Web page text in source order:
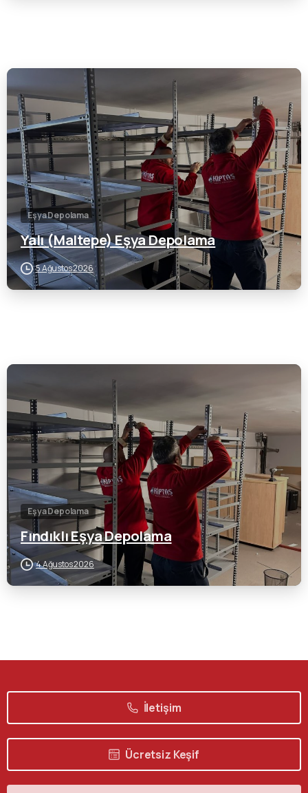
Eşya Depolama
Yalı (Maltepe) Eşya Depolama
5 Ağustos 2026
Eşya Depolama
Fındıklı Eşya Depolama
4 Ağustos 2026
İletişim
Ücretsiz Keşif